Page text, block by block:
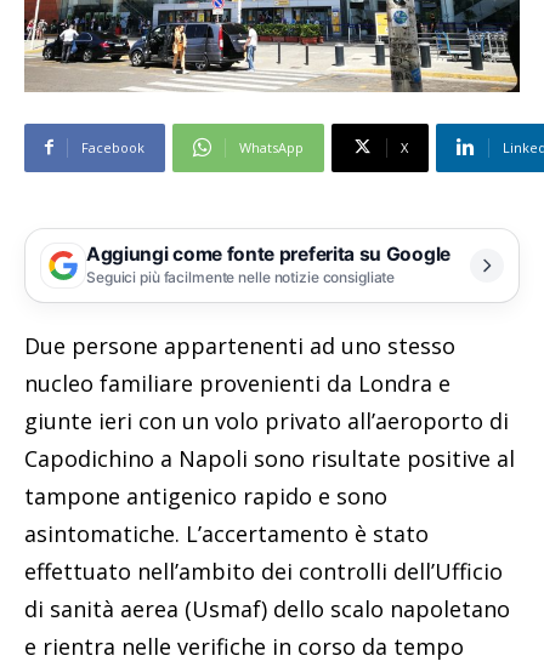
Facebook WhatsApp X
Aggiungi come fonte preferita su Google
Seguici più facilmente nelle notizie consigliate
Due persone appartenenti ad uno stesso
nucleo familiare provenienti da Londra e
giunte ieri con un volo privato all’aeroporto di
Capodichino a Napoli sono risultate positive al
tampone antigenico rapido e sono
asintomatiche. L’accertamento è stato
effettuato nell’ambito dei controlli dell’Ufficio
di sanità aerea (Usmaf) dello scalo napoletano
e rientra nelle verifiche in corso da tempo